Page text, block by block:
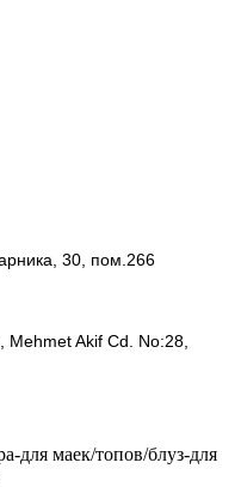
30, пом.266
Mehmet Akif Cd. No:28,
для маек/топов/блуз-для